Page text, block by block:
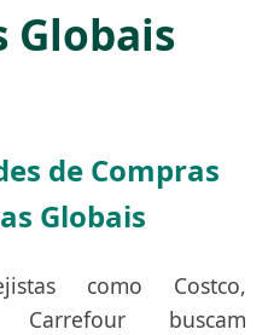
Globais
de Compras
Globais
como Costco,
buscam